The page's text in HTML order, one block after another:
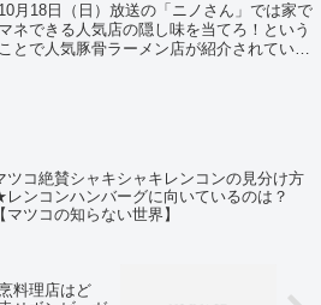
10月18日（日）放送の「ニノさん」では家で
マネできる人気店の隠し味を当てろ！という
ことで人気豚骨ラーメン店が紹介されていま
ツコ絶賛シャキシャキレンコンの見分け方
ンコンハンバーグに向いているのは？
【マツコの知らない世界】
料理店はど